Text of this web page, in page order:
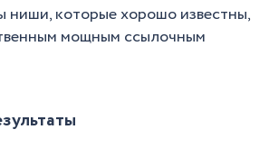
ниши, которые хорошо известны,
мощным ссылочным